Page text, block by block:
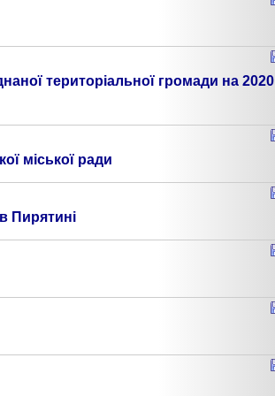
територіальної громади на 2020
міської ради
Пирятині